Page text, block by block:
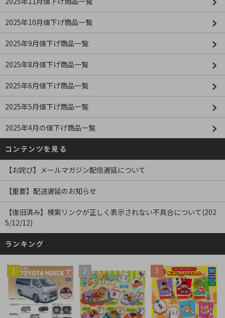
2025年10月値下げ商品一覧
2025年9月値下げ商品一覧
2025年8月値下げ商品一覧
2025年6月値下げ商品一覧
2025年5月値下げ商品一覧
2025年4月の値下げ商品一覧
コンテンツを見る
【お詫び】メールマガジン配信遅延について
【重要】配送遅延のお知らせ
【復旧済み】検索リンクが正しく表示されない不具合について(202
5/12/12)
ランキング
1 2 3